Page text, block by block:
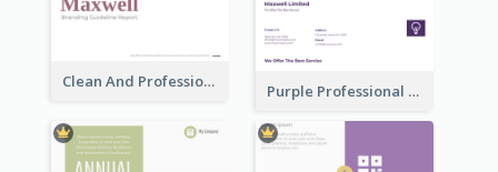
Clean And Professional Business Report Design Ideas
Purple Professional Branding Auditing Report Templates